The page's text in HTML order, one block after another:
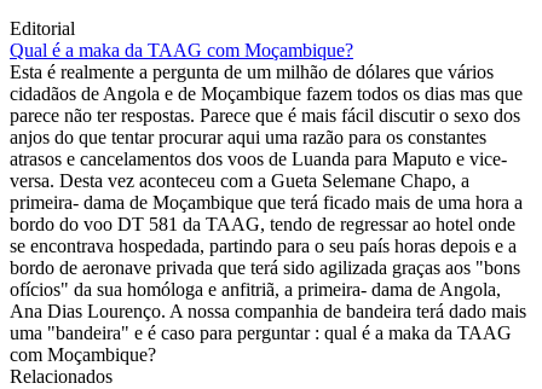
Editorial
Qual é a maka da TAAG com Moçambique?
Esta é realmente a pergunta de um milhão de dólares que vários
cidadãos de Angola e de Moçambique fazem todos os dias mas que
parece não ter respostas. Parece que é mais fácil discutir o sexo dos
anjos do que tentar procurar aqui uma razão para os constantes
atrasos e cancelamentos dos voos de Luanda para Maputo e vice-
versa. Desta vez aconteceu com a Gueta Selemane Chapo, a
primeira- dama de Moçambique que terá ficado mais de uma hora a
bordo do voo DT 581 da TAAG, tendo de regressar ao hotel onde
se encontrava hospedada, partindo para o seu país horas depois e a
bordo de aeronave privada que terá sido agilizada graças aos "bons
ofícios" da sua homóloga e anfitriã, a primeira- dama de Angola,
Ana Dias Lourenço. A nossa companhia de bandeira terá dado mais
uma "bandeira" e é caso para perguntar : qual é a maka da TAAG
com Moçambique?
Relacionados